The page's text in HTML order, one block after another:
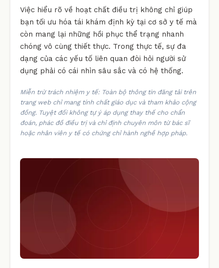
Việc hiểu rõ về hoạt chất điều trị không chỉ giúp
bạn tối ưu hóa tái khám định kỳ tại cơ sở y tế mà
còn mang lại những hồi phục thể trạng nhanh
chóng vô cùng thiết thực. Trong thực tế, sự đa
dạng của các yếu tố liên quan đòi hỏi người sử
dụng phải có cái nhìn sâu sắc và có hệ thống.
Miễn trừ trách nhiệm y tế: Toàn bộ thông tin đăng tải trên
trang web chỉ mang tính chất giáo dục và tham khảo cộng
đồng. Tuyệt đối không tự ý áp dụng thay thế cho chẩn
đoán, phác đồ điều trị và chỉ định chuyên môn từ bác sĩ
hoặc nhân viên y tế có chứng chỉ hành nghề hợp pháp.